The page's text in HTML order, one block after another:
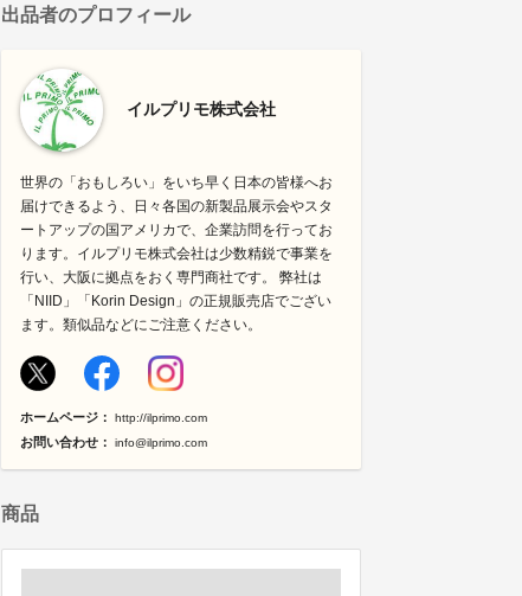
出品者のプロフィール
イルプリモ株式会社
世界の「おもしろい」をいち早く日本の皆様へお
届けできるよう、日々各国の新製品展示会やスタ
ートアップの国アメリカで、企業訪問を行ってお
ります。イルプリモ株式会社は少数精鋭で事業を
行い、大阪に拠点をおく専門商社です。 弊社は
「NIID」「Korin Design」の正規販売店でござい
ます。類似品などにご注意ください。
ホームページ： http://ilprimo.com
お問い合わせ： info@ilprimo.com
商品